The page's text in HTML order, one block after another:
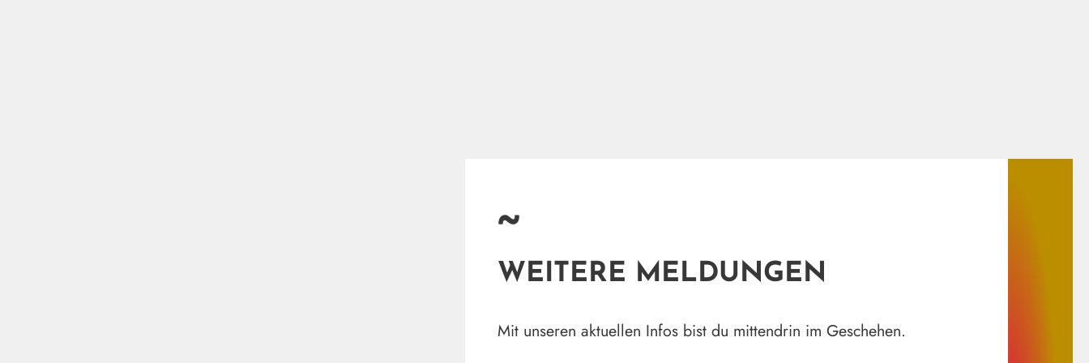
~
WEITERE MELDUNGEN
Mit unseren aktuellen Infos bist du mittendrin im Geschehen.